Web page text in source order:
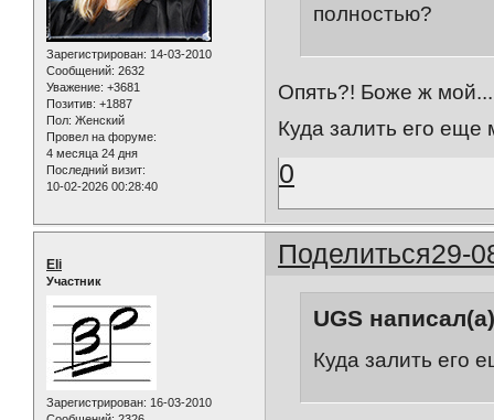
Зарегистрирован: 14-03-2010
Сообщений: 2632
Уважение: +3681
Позитив: +1887
Пол: Женский
Провел на форуме:
4 месяца 24 дня
Последний визит:
10-02-2026 00:28:40
полностью?
Опять?! Боже ж мой...
Куда залить его
0
Поделиться29-
Eli
Участник
Зарегистрирован: 16-03-2010
UGS
Куда залить его